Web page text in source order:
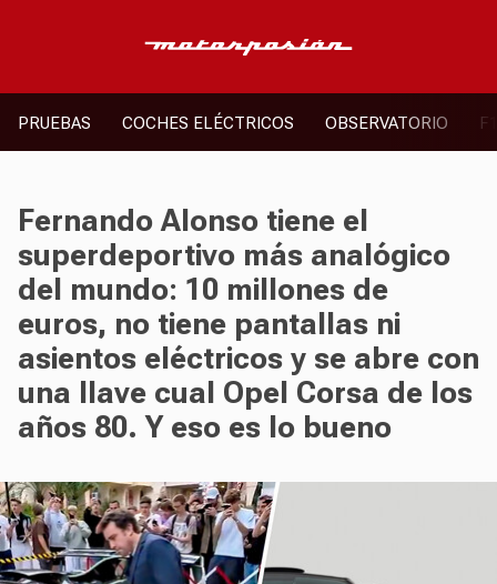
PRUEBAS COCHES ELÉCTRICOS OBSERVATORIO F1
Fernando Alonso tiene el
superdeportivo más analógico
del mundo: 10 millones de
euros, no tiene pantallas ni
asientos eléctricos y se abre con
una llave cual Opel Corsa de los
años 80. Y eso es lo bueno